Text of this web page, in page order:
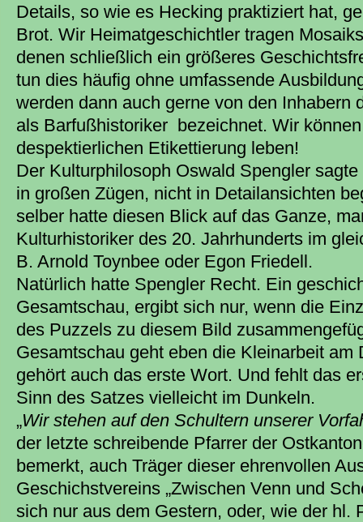
Details, so wie es Hecking praktiziert hat,
Brot. Wir Heimatgeschichtler tragen
denen schließlich ein größeres
tun dies häufig ohne umfassende
werden dann auch gerne von den Inhabern
als Barfußhistoriker bezeichnet. Wir
despektierlichen Etikettierung leben!
Der Kulturphilosoph Oswald Spengler
in großen Zügen, nicht in Detailansichten
selber hatte diesen Blick auf das Ganze,
Kulturhistoriker des 20. Jahrhunderts im
B. Arnold Toynbee oder Egon Friedell.
Natürlich hatte Spengler Recht. Ein
Gesamtschau, ergibt sich nur, wenn die
des Puzzels zu diesem Bild
Gesamtschau geht eben die Kleinarbeit am
gehört auch das erste Wort. Und fehlt das
Sinn des Satzes vielleicht im Dunkeln.
„Wir stehen auf den Schultern unserer
der letzte schreibende Pfarrer der
bemerkt, auch Träger dieser ehrenvollen
Geschichstvereins „Zwischen Venn und
sich nur aus dem Gestern, oder, wie der hl.